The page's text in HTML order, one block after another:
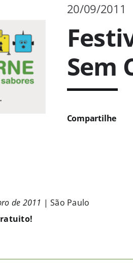
20/09/2011
Sem
Compartilhe
de 2011 | São Paulo
Vegfest